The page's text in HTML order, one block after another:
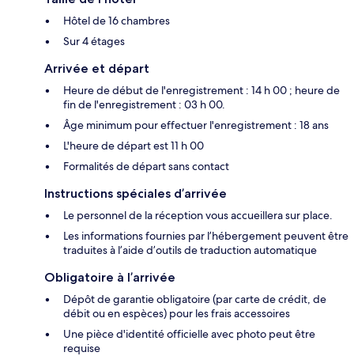
Hôtel de 16 chambres
Sur 4 étages
Arrivée et départ
Heure de début de l'enregistrement : 14 h 00 ; heure de
fin de l'enregistrement : 03 h 00.
Âge minimum pour effectuer l'enregistrement : 18 ans
L'heure de départ est 11 h 00
Formalités de départ sans contact
Instructions spéciales d’arrivée
Le personnel de la réception vous accueillera sur place.
Les informations fournies par l’hébergement peuvent être
traduites à l’aide d’outils de traduction automatique
Obligatoire à l’arrivée
Dépôt de garantie obligatoire (par carte de crédit, de
débit ou en espèces) pour les frais accessoires
Une pièce d'identité officielle avec photo peut être
requise